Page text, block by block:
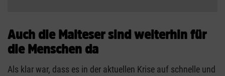
Auch die Malteser sind weiterhin für
die Menschen da
Als klar war, dass es in der aktuellen Krise auf schnelle und